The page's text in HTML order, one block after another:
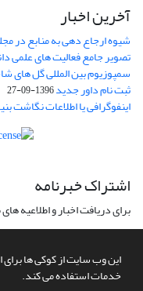
این وب سایت از کوکی ها برای
خدمات استفاده می کند.
آخرین اخبار
شیوه ارجاع دهی به منابع در
تصویر جامع فعالیت های علمی
سمپوزیوم بین المللی گل های
ثبت نام داور جدید1396-09-27
اینفوگرافی یا اطلاعات نگاشت
اشتراک خبرنامه
برای دریافت اخبار و اطلاعیه